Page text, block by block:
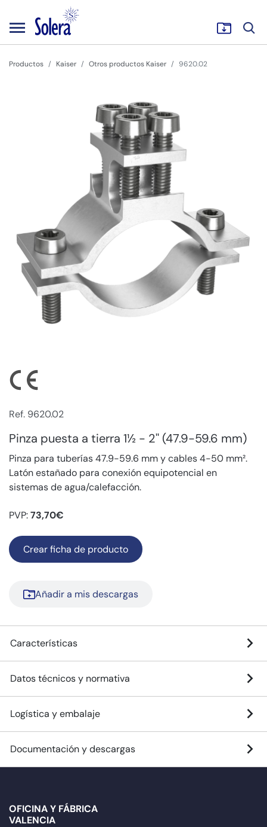
Productos Kaiser Otros productos Kaiser 9620.02
Ref. 9620.02
Pinza puesta a tierra 1½ - 2'' (47.9-59.6 mm)
Pinza para tuberías 47.9-59.6 mm y cables 4-50 mm².
Latón estañado para conexión equipotencial en
sistemas de agua/calefacción.
PVP:73,70€
Crear ficha de producto
Añadir a mis descargas
Características
Datos técnicos y normativa
Logística y embalaje
Documentación y descargas
OFICINA Y FÁBRICA
VALENCIA